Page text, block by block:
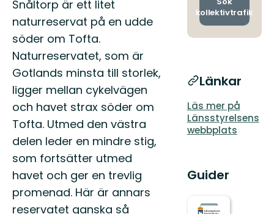
Snåltorp är ett litet
naturreservat på en udde
söder om Tofta.
Naturreservatet, som är
Gotlands minsta till storlek,
ligger mellan cykelvägen
och havet strax söder om
Tofta. Utmed den västra
delen leder en mindre stig,
som fortsätter utmed
havet och ger en trevlig
promenad. Här är annars
reservatet ganska så
kollektivtrafik
Länkar
Läs mer på
Länsstyrelsens
webbplats
Guider